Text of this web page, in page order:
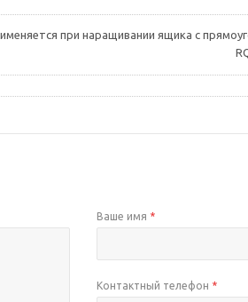
при наращивании ящика с
Ваше имя *
Контактный телефон *